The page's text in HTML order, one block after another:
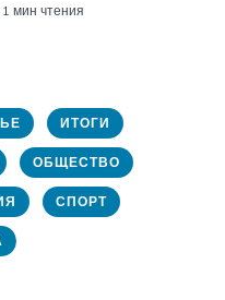
1 мин чтения
ИТОГИ
ОБЩЕСТВО
СПОРТ